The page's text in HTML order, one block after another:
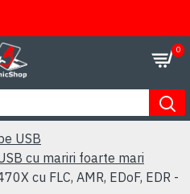
0
USB
cu mariri foarte mari
cu FLC, AMR, EDoF, EDR -